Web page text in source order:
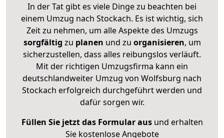
In der Tat gibt es viele Dinge zu beachten bei
einem Umzug nach Stockach. Es ist wichtig, sich
Zeit zu nehmen, um alle Aspekte des Umzugs
sorgfältig zu planen und zu organisieren, um
sicherzustellen, dass alles reibungslos verläuft.
Mit der richtigen Umzugsfirma kann ein
deutschlandweiter Umzug von Wolfsburg nach
Stockach erfolgreich durchgeführt werden und
dafür sorgen wir.
Füllen Sie jetzt das Formular ausund erhalten
Sie kostenlose Angebote